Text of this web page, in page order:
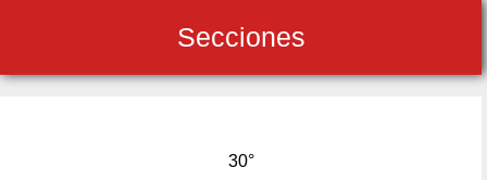
Secciones
30°